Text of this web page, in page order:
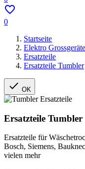

0
Startseite
Elektro Grossgeräte
Ersatzteile
Ersatzteile Tumbler
 OK
Ersatzteile Tumbler
Ersatzteile für
Bosch, Siemens,
vielen mehr